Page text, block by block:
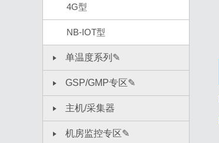
4G型
NB-IOT型
单温度系列✎
GSP/GMP专区✎
主机/采集器
机房监控专区✎